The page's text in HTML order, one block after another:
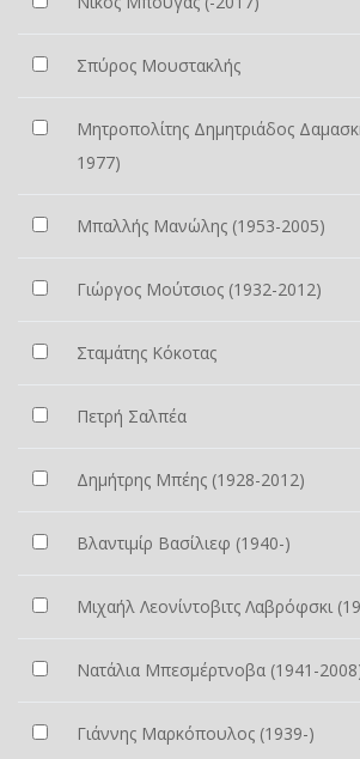
Σπύρος Μουστακλής
Μητροπολίτης Δημητριάδος
1977)
Μπαλλής Μανώλης (1953-2005)
Γιώργος Μούτσιος (1932-2012)
Σταμάτης Κόκοτας
Πετρή Σαλπέα
Δημήτρης Μπέης (1928-2012)
Βλαντιμίρ Βασίλιεφ (1940-)
Μιχαήλ Λεονίντοβιτς Λαβρόφσκι
Νατάλια Μπεσμέρτνοβα (1941-
Γιάννης Μαρκόπουλος (1939-)